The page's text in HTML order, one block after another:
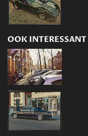
OOK INTERESSANT